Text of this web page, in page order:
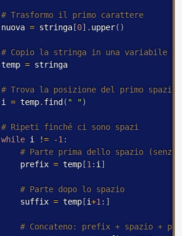
# Trasformo il primo carattere
nuova = stringa[0] . upper( )
temp = stringa
i = temp. find ( " ")
while i != -1 :
    prefix
= temp[1 : i ]
# Parte dopo lo spazio
    suffix
= temp[i+1 : ]